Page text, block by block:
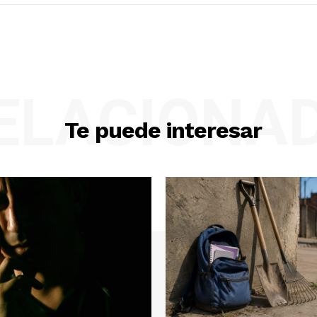
Te puede interesar